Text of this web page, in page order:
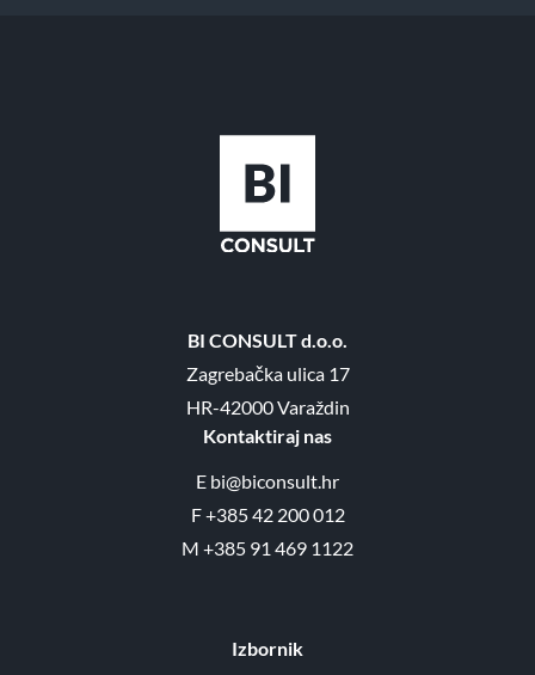
BI CONSULT d.o.o.
Zagrebačka ulica 17
HR-42000 Varaždin
Kontaktiraj nas
E bi@biconsult.hr
F+385 42 200 012
M +385 91 469 1122
Izbornik